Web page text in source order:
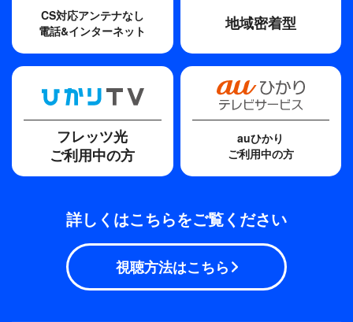
CS対応アンテナなし
電話&インターネット
地域密着型
フレッツ光
ご利用中の方
auひかり
ご利用中の方
詳しくはこちらをご覧ください
視聴方法はこちら